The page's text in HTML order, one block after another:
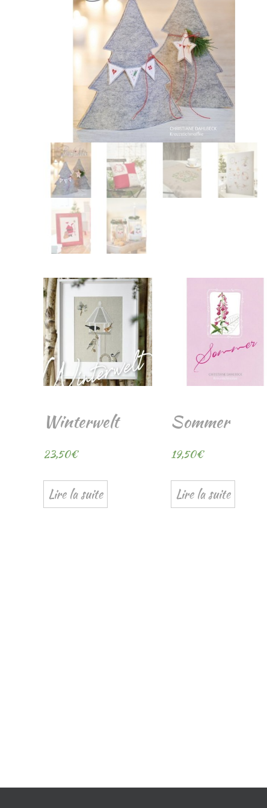
Winterwelt
23,50€
Lire la suite
Sommer
19,50€
Lire la suite